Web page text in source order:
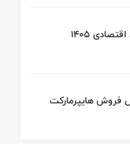
1405
فروش هایپرمارکت